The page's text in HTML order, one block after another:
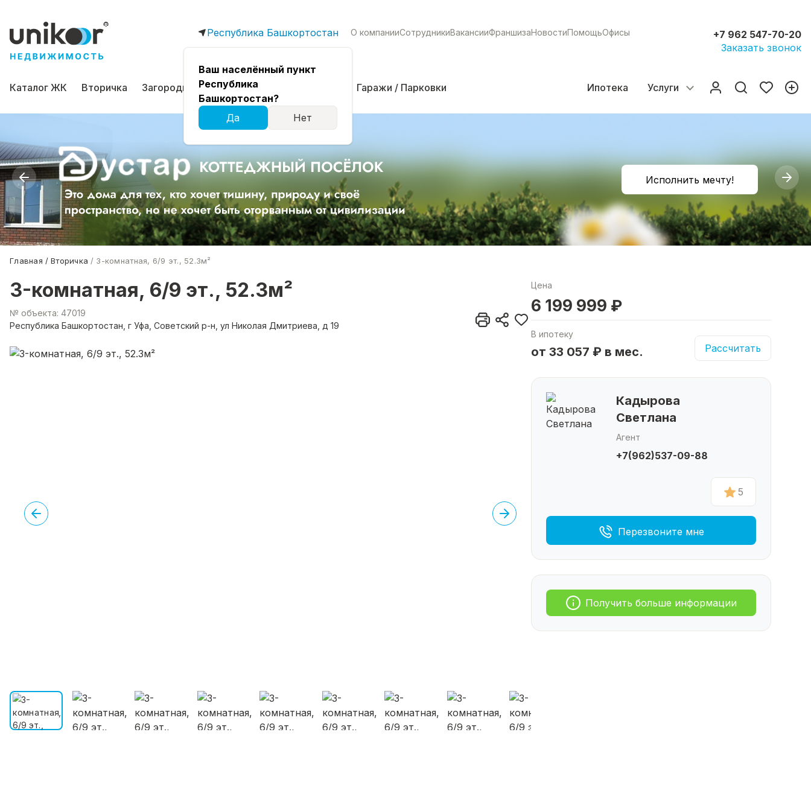
Республика Башкортостан
Ваш населённый пункт
Республика
Башкортостан?
Да
Нет
О компанииСотрудникиВакансииФраншизаНовостиПомощьОфисы
+7 962 547-70-20
Заказать звонок
Каталог ЖК Вторичка Загородная Коммерческая Гаражи / Парковки Ипотека Услуги
Исполнить мечту!
Главная Вторичка 3-комнатная, 6/9 эт., 52.3м²
3-комнатная, 6/9 эт., 52.3м²
№ объекта: 47019
Республика Башкортостан, г Уфа, Советский р-н, ул Николая Дмитриева, д 19
Цена
6 199 999 ₽
В ипотеку
от 33 057 ₽ в мес. Рассчитать
Кадырова
Светлана
Агент
+7(962)537-09-88
5
Перезвоните мне
Получить больше информации